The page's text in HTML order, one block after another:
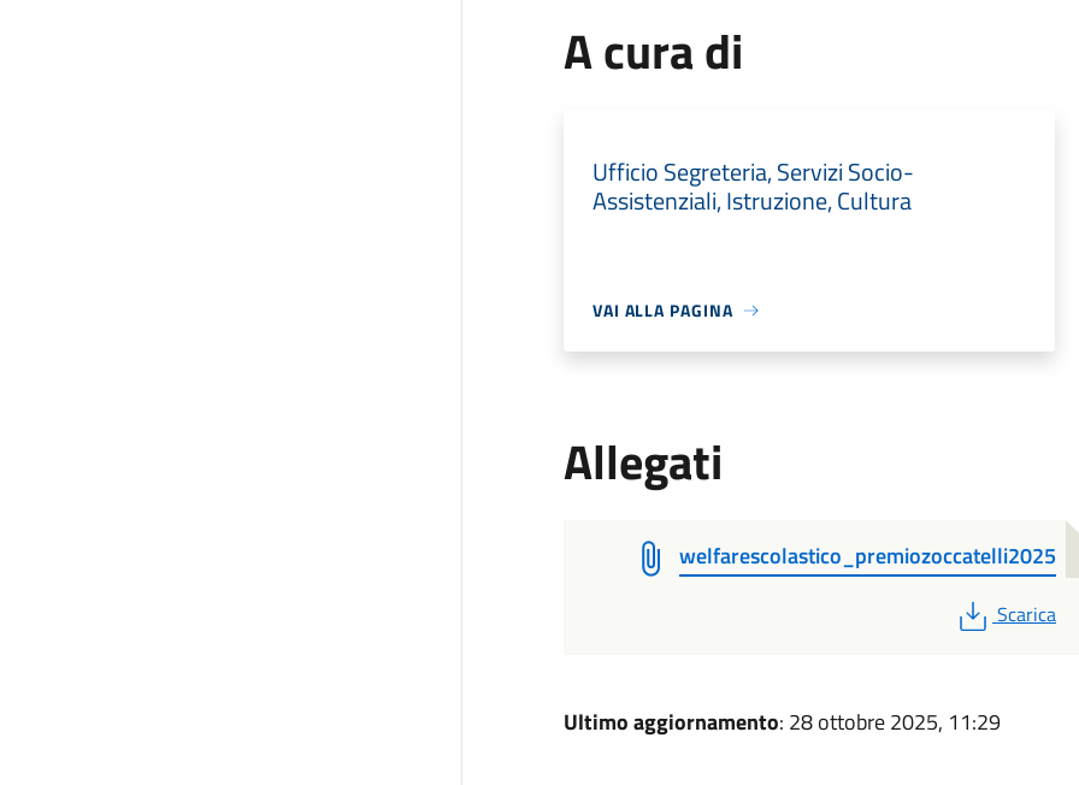
A cura di
Ufficio Segreteria, Servizi Socio-
Assistenziali, Istruzione, Cultura
VAI ALLA PAGINA
Allegati
welfarescolastico_premiozoccatelli2025
PDF
Scarica
Ultimo aggiornamento: 28 ottobre 2025, 11:29